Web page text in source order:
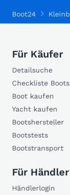
Boot24
Für Käufer
Detailsuche
Checkliste
Boot kaufen
Yacht kaufen
Bootshersteller
Bootstests
Bootstransport
Für Händler
Händlerlogin